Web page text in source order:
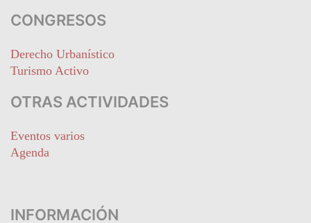
CONGRESOS
Derecho Urbanístico
Turismo Activo
OTRAS ACTIVIDADES
Eventos varios
Agenda
INFORMACIÓN